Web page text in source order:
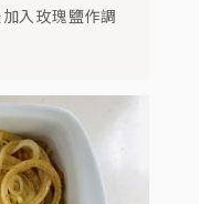
入玫瑰鹽作調